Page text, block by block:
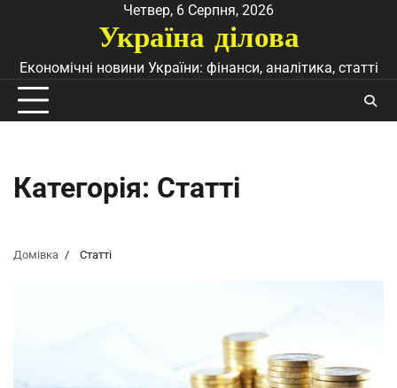
Четвер, 6 Серпня, 2026
Україна ділова
Економічні новини України: фінанси, аналітика, статті
Категорія: Статті
Домівка Статті